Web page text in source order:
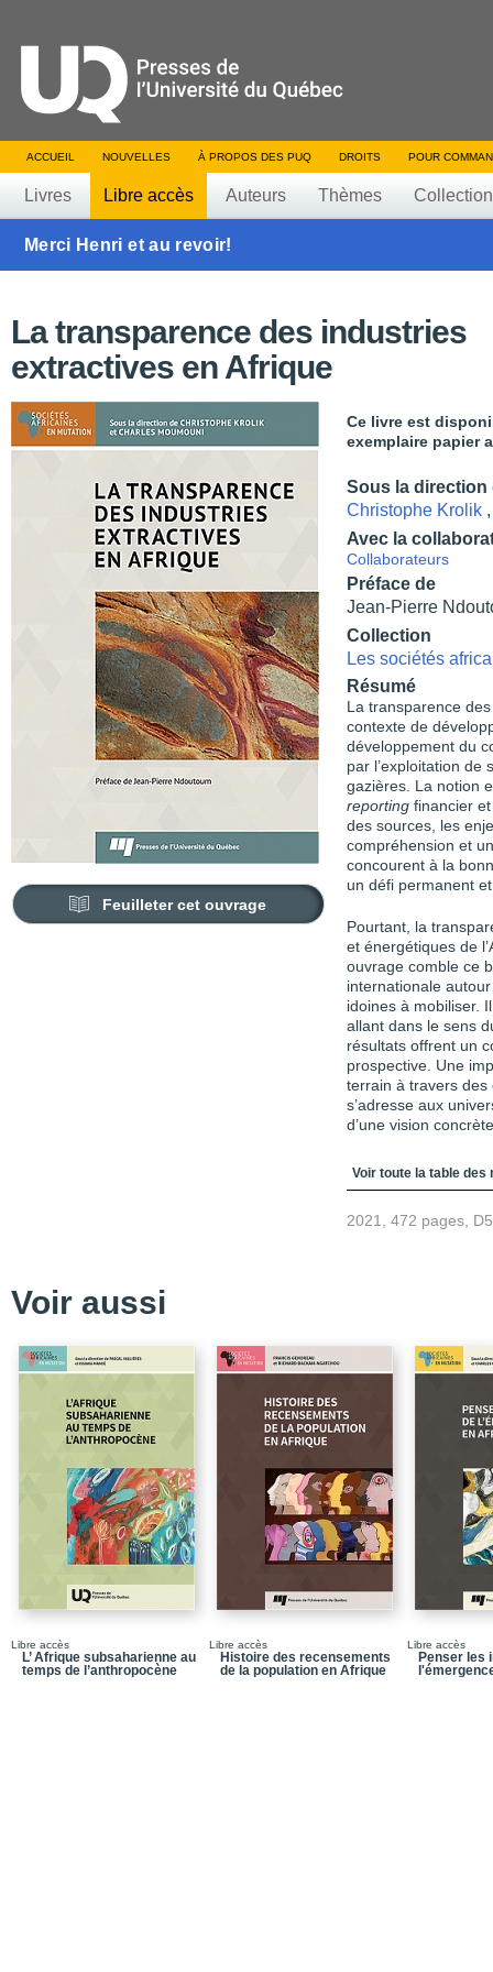
ACCUEIL NOUVELLES À PROPOS DES PUQ DROITS POUR
Livres Libre accès Auteurs Thèmes
Merci Henri et au revoir!
La transparence des industries
extractives en Afrique
Feuilleter cet ouvrage
Ce livre est
exemplaire papier
Sous la direction
Christophe Krolik
Avec la
Collaborateurs
Préface de
Jean-Pierre
Collection
Les sociétés
Résumé
La transparence
contexte de
développement du
par l’exploitation de
gazières. La notion
reporting financier
des sources, les
compréhension et
concourent à la
un défi permanent
Pourtant, la
et énergétiques de
ouvrage comble ce
internationale
idoines à mobiliser.
allant dans le sens
résultats offrent un
prospective. Une
terrain à travers des
s’adresse aux
d’une vision
Table des
Voir toute la table des
2021, 472 pages,
Voir aussi
Libre accès
L’ Afrique subsaharienne au
temps de l’anthropocène
Libre accès
Histoire des recensements
de la population en Afrique
Libre accès
Penser les